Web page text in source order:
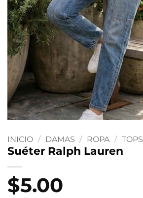
INICIO / DAMAS / ROPA / TOPS
Suéter Ralph Lauren
$5.00